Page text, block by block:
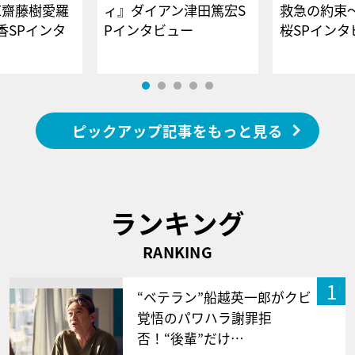
藤樹愛羅
SPインタ
ィ』ダイアン津田篤宏S
Pインタビュー
救急の約束
桜SPイ
ピックアップ記事をもっと見る
ランキング
RANKING
1
“ベテラン”船越英一郎がクビ
覚悟のパワハラ謝罪拒
否！“後輩”だけ…